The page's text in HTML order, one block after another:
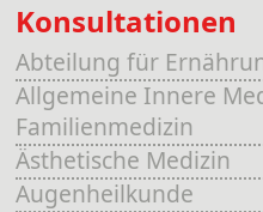
Konsultationen
Abteilung für
Allgemeine Innere
Familienmedizin
Ästhetische Medizin
Augenheilkunde